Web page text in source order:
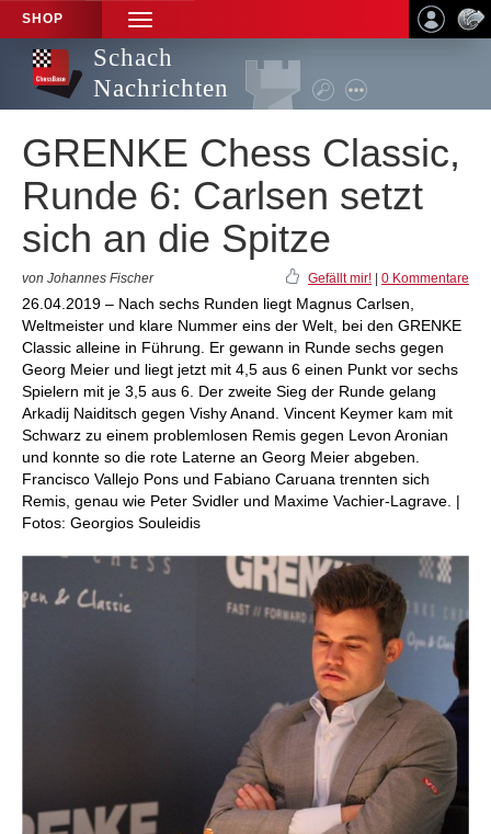
SHOP
TOGGLE
NAVIGATION
Schach
Nachrichten
GRENKE Chess Classic,
Runde 6: Carlsen setzt
sich an die Spitze
von Johannes Fischer Gefällt mir! 0 Kommentare
26.04.2019 – Nach sechs Runden liegt Magnus Carlsen,
Weltmeister und klare Nummer eins der Welt, bei den GRENKE
Classic alleine in Führung. Er gewann in Runde sechs gegen
Georg Meier und liegt jetzt mit 4,5 aus 6 einen Punkt vor sechs
Spielern mit je 3,5 aus 6. Der zweite Sieg der Runde gelang
Arkadij Naiditsch gegen Vishy Anand. Vincent Keymer kam mit
Schwarz zu einem problemlosen Remis gegen Levon Aronian
und konnte so die rote Laterne an Georg Meier abgeben.
Francisco Vallejo Pons und Fabiano Caruana trennten sich
Remis, genau wie Peter Svidler und Maxime Vachier-Lagrave. |
Fotos: Georgios Souleidis